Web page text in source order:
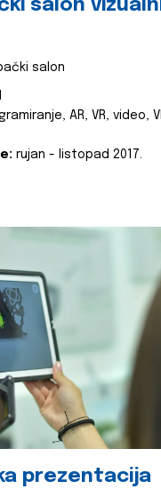
salon
salon
AR, VR, video,
rujan - listopad 2017.
prezentacija